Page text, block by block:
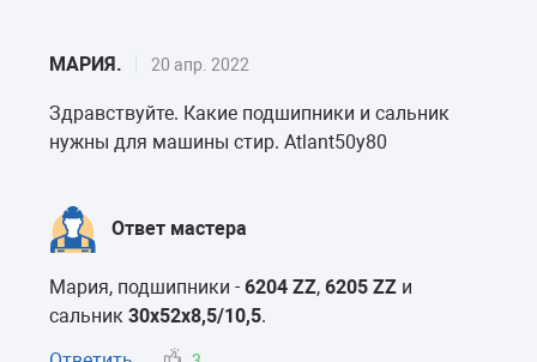
МАРИЯ. 20 апр. 2022
Здравствуйте. Какие подшипники и сальник
нужны для машины стир. Atlant50y80
Ответ мастера
Мария, подшипники - 6204 ZZ, 6205 ZZ и
сальник 30x52x8,5/10,5.